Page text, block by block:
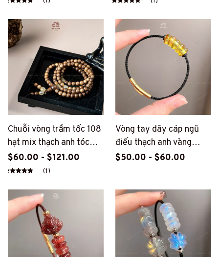
Chuỗi vòng trầm tốc 108
hạt mix thạch anh tóc
vàng (PT170)
$60.00 - $121.00
(1)
Vòng tay dây cáp ngũ
điếu thạch anh vàng
(PT47)
$50.00 - $60.00